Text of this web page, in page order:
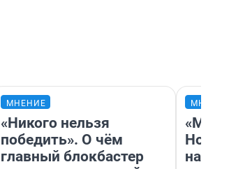
МНЕНИЕ
«Никого нельзя
победить». О чём
главный блокбастер
«Мы